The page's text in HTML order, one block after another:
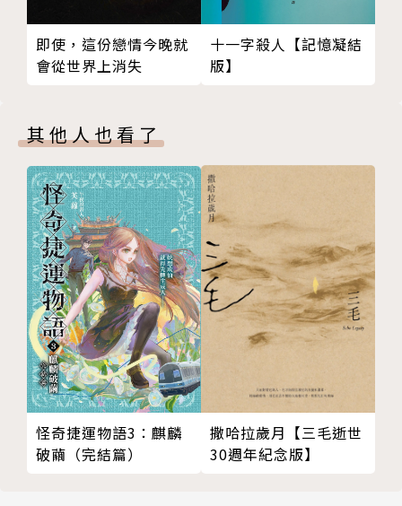
hne du Maurier）、霍爾特獎章（Holt Medallio
n）、桂冠獎（Laurel Wreath）等多項肯定，並曾進
入全美讀者選書獎（National Readers’ Choice Aw
荷馬州陶沙市（Tulsa），也就是本書故事發生的地
方，「夜之屋」的所在。
克麗絲婷．卡司特（Kristin Cast）
菲莉絲的女兒，詩作和報導寫作曾經獲獎。
26 史塔克
27 西斯
28 卡羅納
30 柔依
31 史蒂薇·蕾
即使，這份戀情今晚就
會從世界上消失
十一字殺人【記憶凝結
版】
其他人也看了
怪奇捷運物語3：麒麟
破繭（完結篇）
撒哈拉歲月【三毛逝世
30週年紀念版】